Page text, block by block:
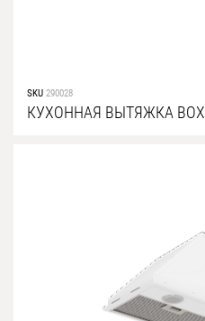
SKU 290028
КУХОННАЯ ВЫТЯЖКА BOX